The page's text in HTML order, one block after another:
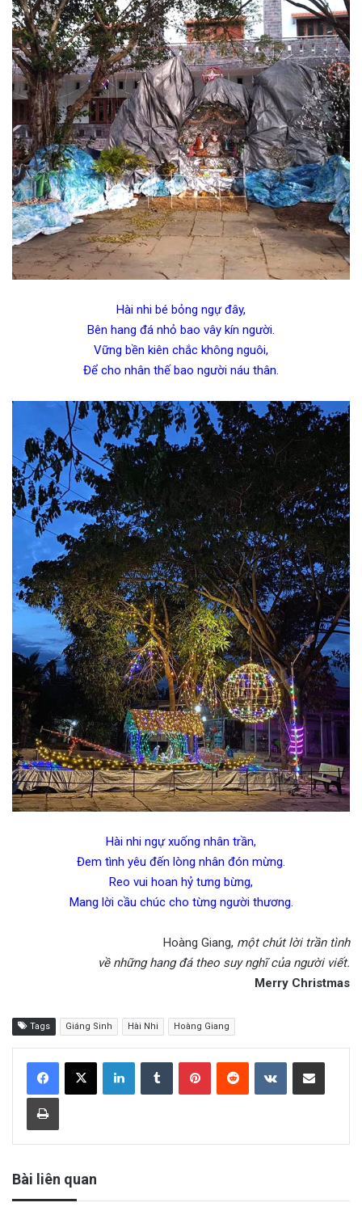
Hài nhi bé bỏng ngự đây,
Bên hang đá nhỏ bao vây kín người.
Vững bền kiên chắc không nguôi,
Để cho nhân thế bao người náu thân.
Hài nhi ngự xuống nhân trần,
Đem tình yêu đến lòng nhân đón mừng.
Reo vui hoan hỷ tưng bừng,
Mang lời cầu chúc cho từng người thương.
Hoàng Giang, một chút lời trần tình
về những hang đá theo suy nghĩ của người viết.
Merry Christmas
Tags Giáng Sinh Hài Nhi Hoàng Giang
Bài liên quan